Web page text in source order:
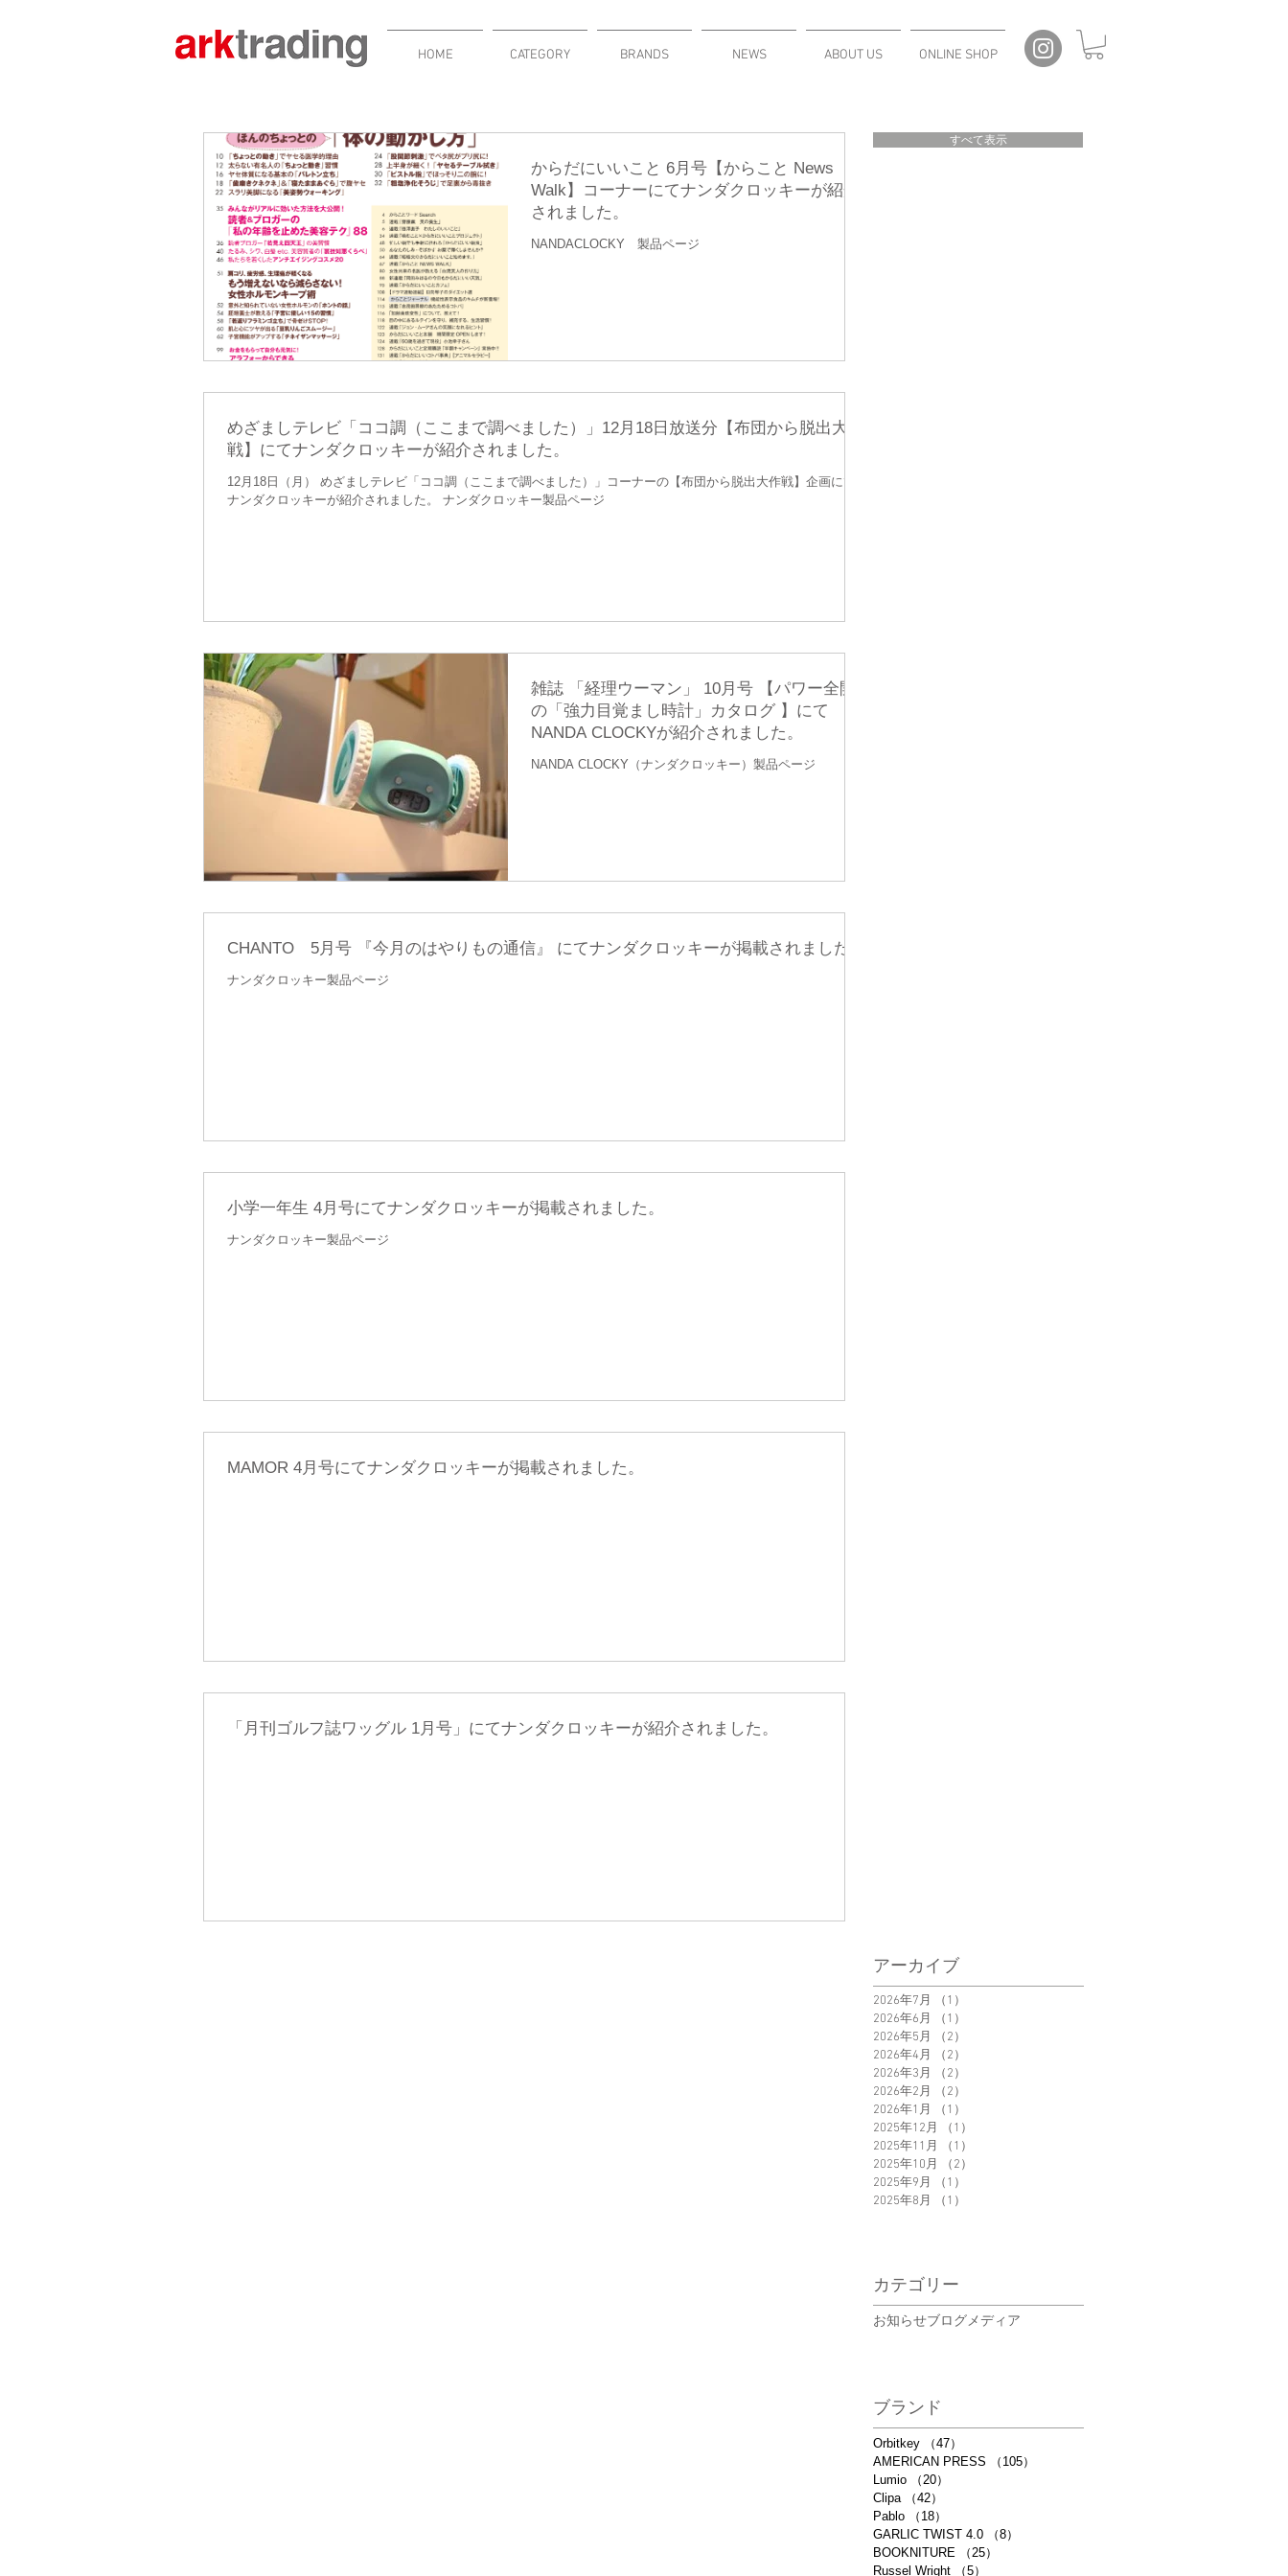
HOME CATEGORY BRANDS NEWS ABOUT US ONLINE SHOP
からだにいいこと 6月号【からこと News
Walk】コーナーにてナンダクロッキーが紹介
されました。
NANDACLOCKY 製品ページ
めざましテレビ「ココ調（ここまで調べました）」12月18日放送分【布団から脱出大作
戦】にてナンダクロッキーが紹介されました。
12月18日（月） めざましテレビ「ココ調（ここまで調べました）」コーナーの【布団から脱出大作戦】企画にて
ナンダクロッキーが紹介されました。 ナンダクロッキー製品ページ
雑誌 「経理ウーマン」 10月号 【パワー全開
の「強力目覚まし時計」カタログ 】にて
NANDA CLOCKYが紹介されました。
NANDA CLOCKY（ナンダクロッキー）製品ページ
CHANTO 5月号 『今月のはやりもの通信』 にてナンダクロッキーが掲載されました。
ナンダクロッキー製品ページ
小学一年生 4月号にてナンダクロッキーが掲載されました。
ナンダクロッキー製品ページ
MAMOR 4月号にてナンダクロッキーが掲載されました。
「月刊ゴルフ誌ワッグル 1月号」にてナンダクロッキーが紹介されました。
すべて表示
アーカイブ
2026年7月 （1）
2026年6月
（1）
2026年5月
（2）
2026年4月
（2）
2026年3月
（2）
2026年2月
（2）
2026年1月
（1）
2025年12月
（1）
2025年11月
（1）
2025年10月
（2）
2025年9月
（1）
2025年8月
（1）
カテゴリー
お知らせブログ メディア
ブランド
Orbitkey （47）
AMERICAN PRESS
（105）
Lumio
（20）
Clipa
（42）
Pablo
（18）
GARLIC TWIST 4.0
（8）
BOOKNITURE
（25）
Russel Wright
（5）